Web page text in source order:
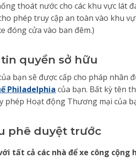
thoát nước cho các khu vực lát
phép truy cập an toàn vào khu
đóng cửa vào ban đêm.)
quyền sở hữu
bạn sẽ được cấp cho pháp nhân
Philadelphia của bạn. Bất kỳ tên
phép Hoạt động Thương mại của
phê duyệt trước
tất cả các nhà để xe công cộng